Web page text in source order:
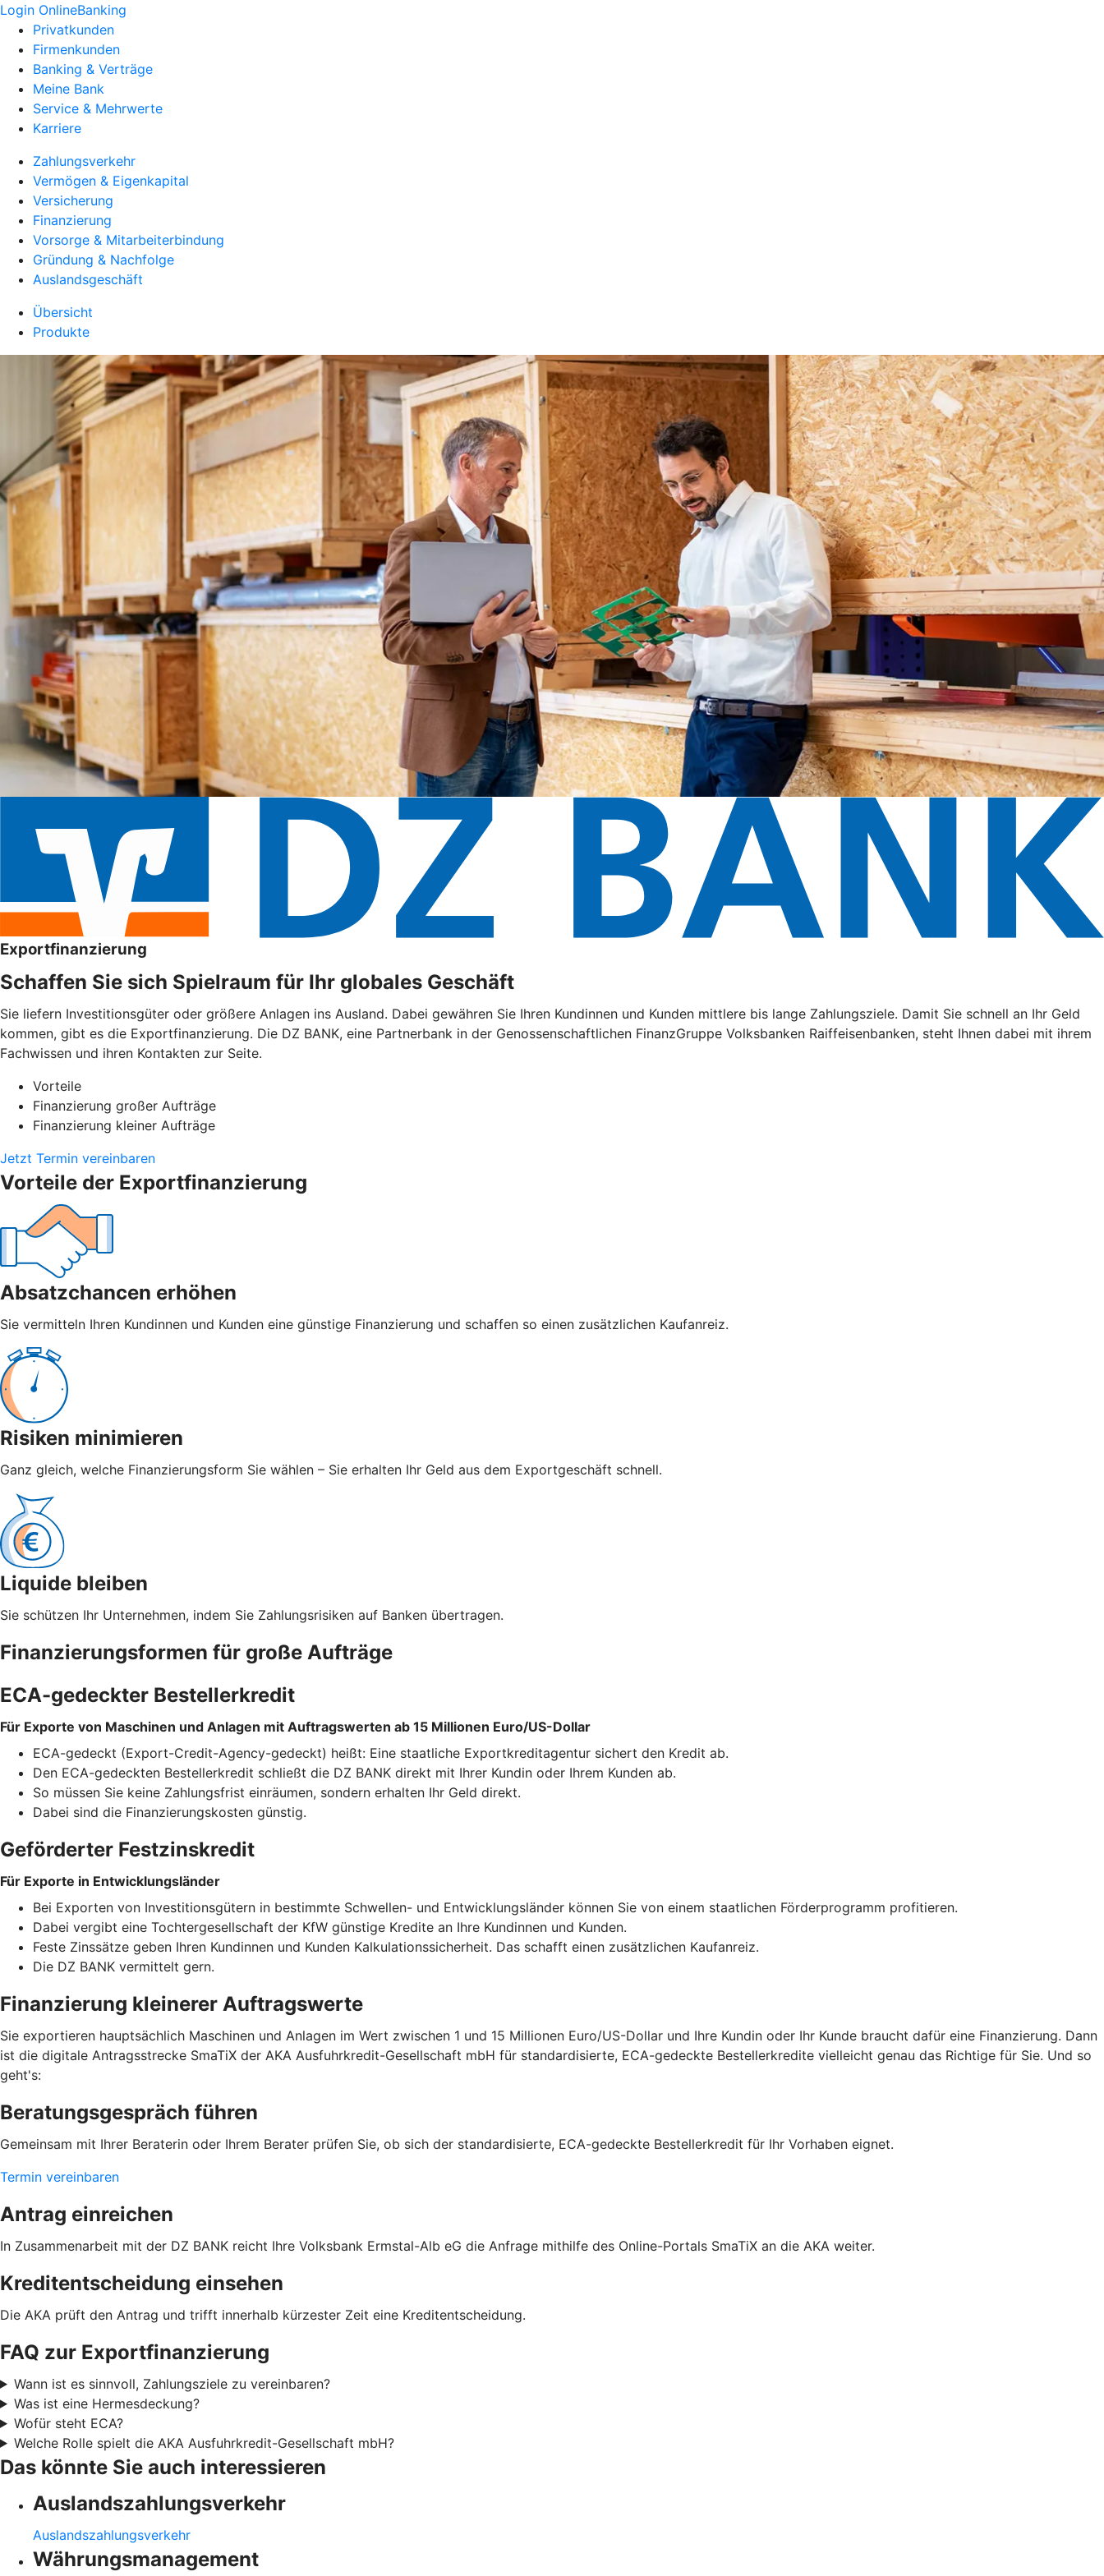
Login OnlineBanking
Privatkunden
Firmenkunden
Banking & Verträge
Meine Bank
Service & Mehrwerte
Karriere
Zahlungsverkehr
Vermögen & Eigenkapital
Versicherung
Finanzierung
Vorsorge & Mitarbeiterbindung
Gründung & Nachfolge
Auslandsgeschäft
Übersicht
Produkte
Exportfinanzierung
Schaffen Sie sich Spielraum für Ihr globales Geschäft
Sie liefern Investitionsgüter oder größere Anlagen ins Ausland. Dabei gewähren Sie Ihren Kundinnen und Kunden mittlere bis lange Zahlungsziele. Damit Sie schnell an Ihr Geld
kommen, gibt es die Exportfinanzierung. Die DZ BANK, eine Partnerbank in der Genossenschaftlichen FinanzGruppe Volksbanken Raiffeisenbanken, steht Ihnen dabei mit ihrem
Fachwissen und ihren Kontakten zur Seite.
Vorteile
Finanzierung großer Aufträge
Finanzierung kleiner Aufträge
Jetzt Termin vereinbaren
Vorteile der Exportfinanzierung
Absatzchancen erhöhen
Sie vermitteln Ihren Kundinnen und Kunden eine günstige Finanzierung und schaffen so einen zusätzlichen Kaufanreiz.
Risiken minimieren
Ganz gleich, welche Finanzierungsform Sie wählen – Sie erhalten Ihr Geld aus dem Exportgeschäft schnell.
Liquide bleiben
Sie schützen Ihr Unternehmen, indem Sie Zahlungsrisiken auf Banken übertragen.
Finanzierungsformen für große Aufträge
ECA-gedeckter Bestellerkredit
Für Exporte von Maschinen und Anlagen mit Auftragswerten ab 15 Millionen Euro/US-Dollar
ECA-gedeckt (Export-Credit-Agency-gedeckt) heißt: Eine staatliche Exportkreditagentur sichert den Kredit ab.
Den ECA-gedeckten Bestellerkredit schließt die DZ BANK direkt mit Ihrer Kundin oder Ihrem Kunden ab.
So müssen Sie keine Zahlungsfrist einräumen, sondern erhalten Ihr Geld direkt.
Dabei sind die Finanzierungskosten günstig.
Geförderter Festzinskredit
Für Exporte in Entwicklungsländer
Bei Exporten von Investitionsgütern in bestimmte Schwellen- und Entwicklungsländer können Sie von einem staatlichen Förderprogramm profitieren.
Dabei vergibt eine Tochtergesellschaft der KfW günstige Kredite an Ihre Kundinnen und Kunden.
Feste Zinssätze geben Ihren Kundinnen und Kunden Kalkulationssicherheit. Das schafft einen zusätzlichen Kaufanreiz.
Die DZ BANK vermittelt gern.
Finanzierung kleinerer Auftragswerte
Sie exportieren hauptsächlich Maschinen und Anlagen im Wert zwischen 1 und 15 Millionen Euro/US-Dollar und Ihre Kundin oder Ihr Kunde braucht dafür eine Finanzierung. Dann
ist die digitale Antragsstrecke SmaTiX der AKA Ausfuhrkredit-Gesellschaft mbH für standardisierte, ECA-gedeckte Bestellerkredite vielleicht genau das Richtige für Sie. Und so
geht's:
Beratungsgespräch führen
Gemeinsam mit Ihrer Beraterin oder Ihrem Berater prüfen Sie, ob sich der standardisierte, ECA-gedeckte Bestellerkredit für Ihr Vorhaben eignet.
Termin vereinbaren
Antrag einreichen
In Zusammenarbeit mit der DZ BANK reicht Ihre Volksbank Ermstal-Alb eG die Anfrage mithilfe des Online-Portals SmaTiX an die AKA weiter.
Kreditentscheidung einsehen
Die AKA prüft den Antrag und trifft innerhalb kürzester Zeit eine Kreditentscheidung.
FAQ zur Exportfinanzierung
Wann ist es sinnvoll, Zahlungsziele zu vereinbaren?
Was ist eine Hermesdeckung?
Wofür steht ECA?
Welche Rolle spielt die AKA Ausfuhrkredit-Gesellschaft mbH?
Das könnte Sie auch interessieren
Auslandszahlungsverkehr
Auslandszahlungsverkehr
Währungsmanagement